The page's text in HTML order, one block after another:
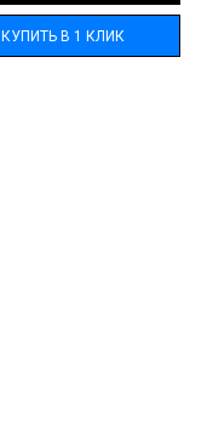
КУПИТЬ В 1 КЛИК